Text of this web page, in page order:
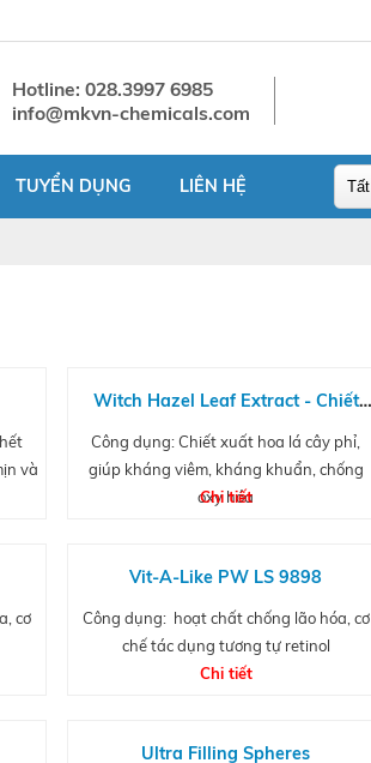
Hotline: 028.3997 6985
info@mkvn-chemicals.com
TUYỂN DỤNG LIÊN HỆ
và
Witch Hazel Leaf Extract - Chiết
xuất cây phỉ
Công dụng: Chiết xuất hoa lá cây phỉ,
giúp kháng viêm, kháng khuẩn, chống
oxy hóa
Chi tiết
cơ
Vit-A-Like PW LS 9898
Công dụng: hoạt chất chống lão hóa, cơ
chế tác dụng tương tự retinol
Chi tiết
Ultra Filling Spheres